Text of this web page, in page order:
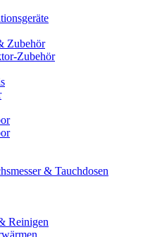
Zubehör
Zubehör
& Tauchdosen
Reinigen